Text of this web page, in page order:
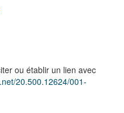
ou établir un lien avec
20.500.12624/001-